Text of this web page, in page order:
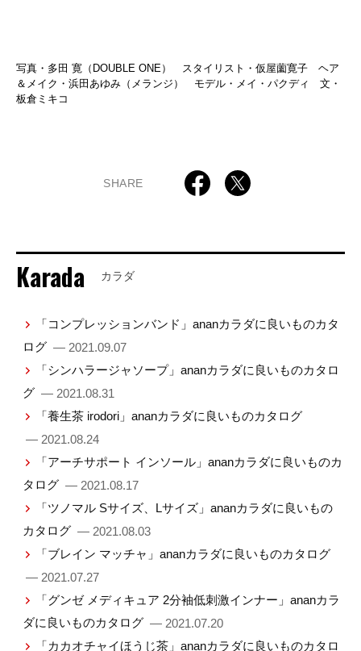
写真・多田 寛（DOUBLE ONE） スタイリスト・仮屋薗寛子 ヘア
＆メイク・浜田あゆみ（メランジ） モデル・メイ・パクディ 文・
板倉ミキコ
SHARE
Karada カラダ
「コンプレッションバンド」ananカラダに良いものカタ
ログ — 2021.09.07
「シンハラージャソープ」ananカラダに良いものカタロ
グ — 2021.08.31
「養生茶 irodori」ananカラダに良いものカタログ
— 2021.08.24
「アーチサポート インソール」ananカラダに良いものカ
タログ — 2021.08.17
「ツノマル Sサイズ、Lサイズ」ananカラダに良いもの
カタログ — 2021.08.03
「ブレイン マッチャ」ananカラダに良いものカタログ
— 2021.07.27
「グンゼ メディキュア 2分袖低刺激インナー」ananカラ
ダに良いものカタログ — 2021.07.20
「カカオチャイほうじ茶」ananカラダに良いものカタロ